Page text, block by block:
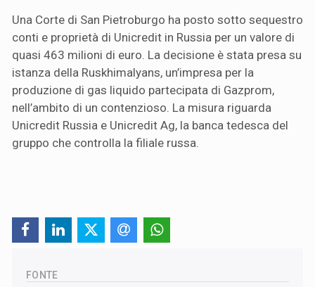
Una Corte di San Pietroburgo ha posto sotto sequestro
conti e proprietà di Unicredit in Russia per un valore di
quasi 463 milioni di euro. La decisione è stata presa su
istanza della Ruskhimalyans, un’impresa per la
produzione di gas liquido partecipata di Gazprom,
nell’ambito di un contenzioso. La misura riguarda
Unicredit Russia e Unicredit Ag, la banca tedesca del
gruppo che controlla la filiale russa.
FONTE